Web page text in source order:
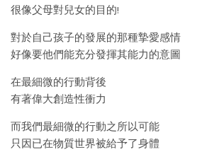
很像父母對兒女的目的!
對於自己孩子的發展的那種摯愛感情
好像要他們能充分發揮其能力的意圖
在最細微的行動背後
有著偉大創造性衝力
而我們最細微的行動之所以可能
只因已在物質世界被給予了身體